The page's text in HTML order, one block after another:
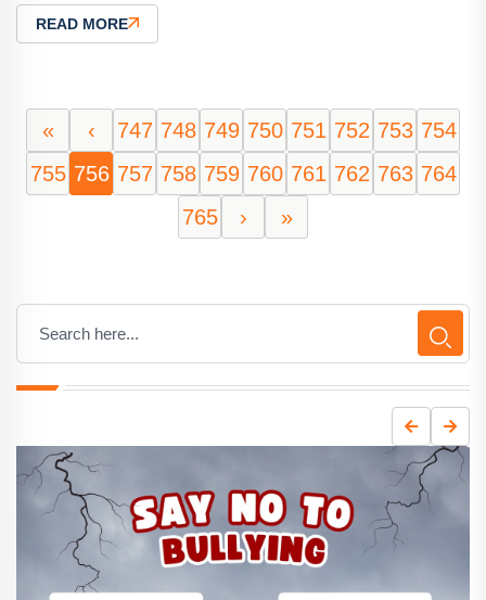
READ MORE
« ‹ 747 748 749 750 751 752 753 754
755 756 757 758 759 760 761 762 763 764
765
› »